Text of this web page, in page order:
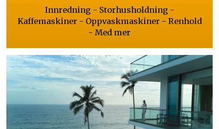
Innredning - Storhusholdning -
Kaffemaskiner - Oppvaskmaskiner - Renhold
- Med mer